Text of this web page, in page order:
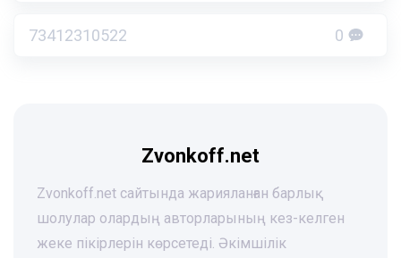
73412310522 0
Zvonkoff.net
Zvonkoff.net сайтында жарияланған барлық
шолулар олардың авторларының кез-келген
жеке пікірлерін көрсетеді. Әкімшілік